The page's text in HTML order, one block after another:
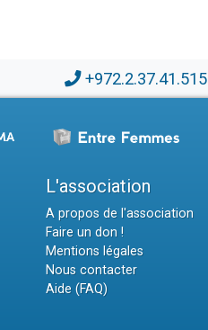
+972.2.37.41.515
L'association
A propos de l'association
Faire un don !
Mentions légales
Nous contacter
Aide (FAQ)